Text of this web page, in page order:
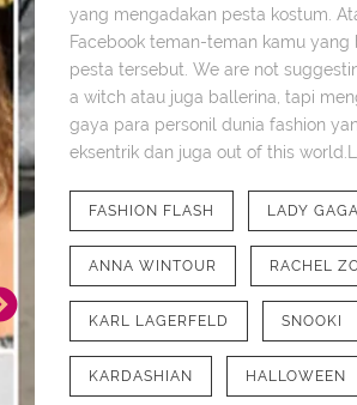
yang mengadakan pesta kostum.
Facebook teman-teman kamu yang
pesta tersebut. We are not
a witch atau juga ballerina, tapi
gaya para personil dunia fashion
eksentrik dan juga out of this
FASHION FLASH LADY GAGA
ANNA WINTOUR RACHEL
KARL LAGERFELD SNOOKI
KARDASHIAN HALLOWEEN